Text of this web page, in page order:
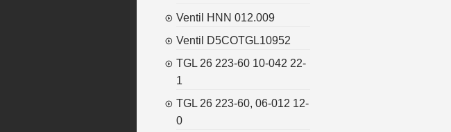
Ventil HNN 012.009
Ventil D5COTGL10952
TGL 26 223-60 10-042 22-
1
TGL 26 223-60, 06-012 12-
0